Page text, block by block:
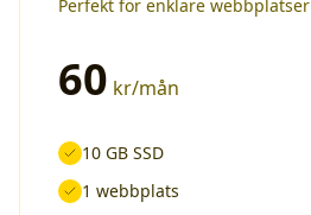
Perfekt för enklare webbplatser
60 kr/mån
10 GB SSD
1 webbplats